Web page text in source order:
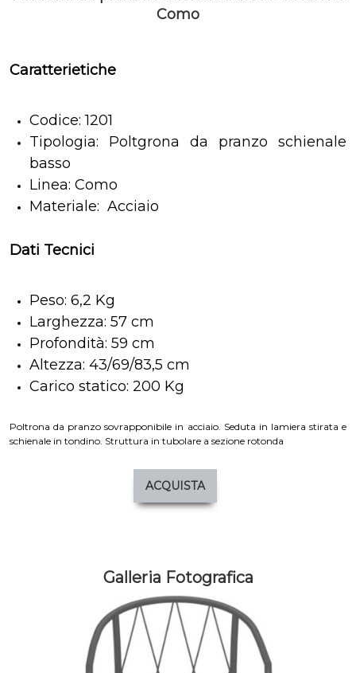
Como
Caratterietiche
Codice: 1201
Tipologia: Poltgrona da pranzo schienale
basso
Linea: Como
Materiale: Acciaio
Dati Tecnici
Peso: 6,2 Kg
Larghezza: 57 cm
Profondità: 59 cm
Altezza: 43/69/83,5 cm
Carico statico: 200 Kg
Poltrona da pranzo sovrapponibile in acciaio. Seduta in lamiera stirata e
schienale in tondino. Struttura in tubolare a sezione rotonda
ACQUISTA
Galleria Fotografica